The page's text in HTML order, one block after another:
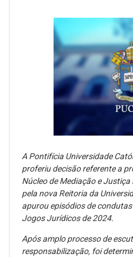
A Pontifícia Universidade
proferiu decisão referente a
Núcleo de Mediação e
pela nova Reitoria da
apurou episódios de
Jogos Jurídicos de 2024.
Após amplo processo de
responsabilização, foi